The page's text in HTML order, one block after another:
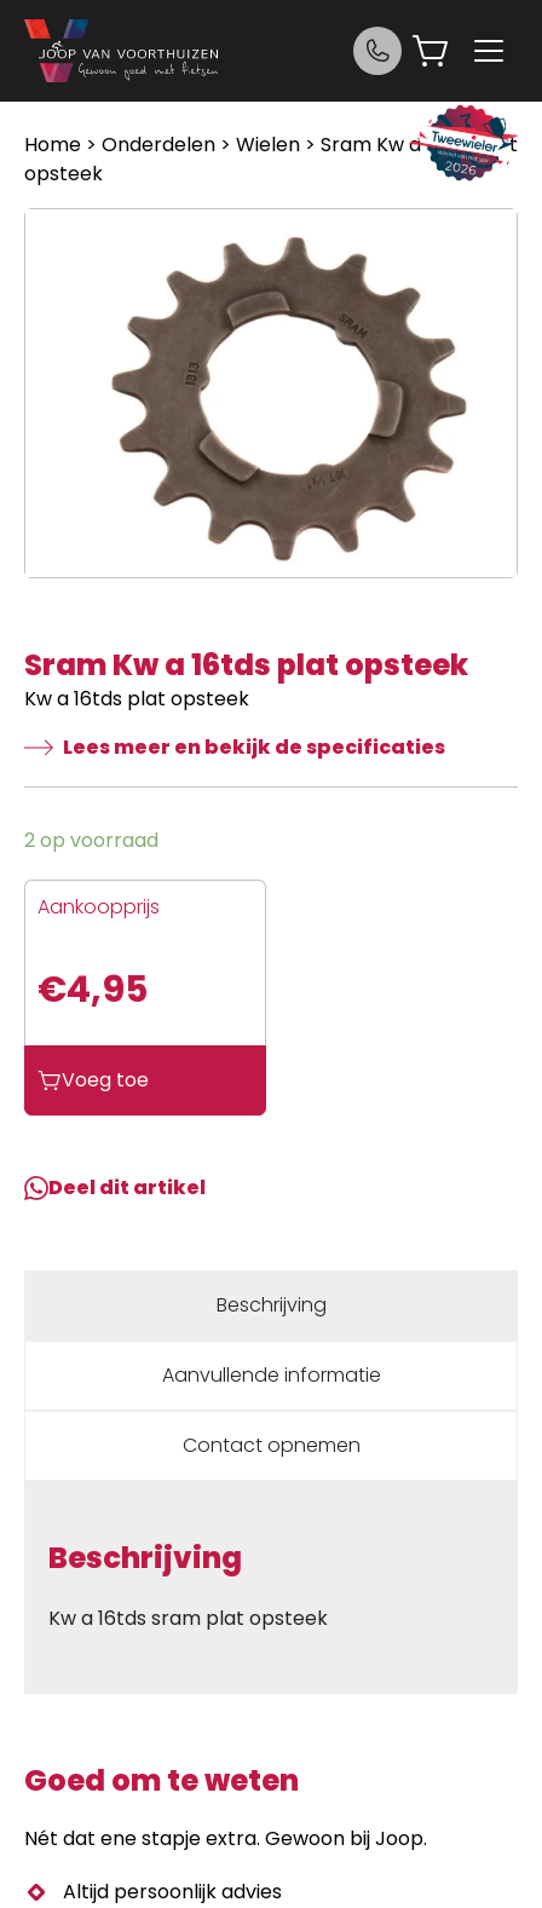
Ga naar de inhoud
Home > Onderdelen > Wielen > Sram Kw a 16tds plat
opsteek
Sram Kw a 16tds plat opsteek
Kw a 16tds plat opsteek
Lees meer en bekijk de specificaties
2 op voorraad
Aankoopprijs
€4,95
Kw
a
plat
opsteek
Voeg toe
Deel dit artikel
Beschrijving
Aanvullende informatie
Contact opnemen
Beschrijving
Kw a 16tds sram plat opsteek
Goed om te weten
Nét dat ene stapje extra. Gewoon bij Joop.
Altijd persoonlijk advies